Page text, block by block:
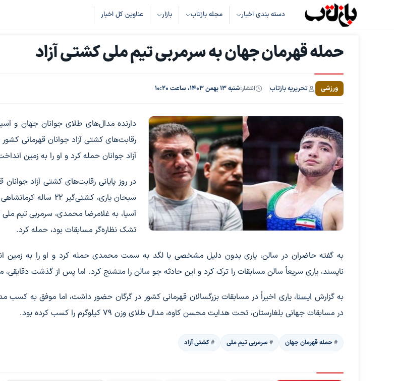
دسته بندی اخبار مجله بازتاب بازار عناوین کل اخبار
حمله قهرمان جهان به سرمربی تیم ملی کشتی آزاد
ورزشی تحریریه بازتاب انتشار:شنبه ۱۳ بهمن ۱۴۰۳، ساعت ۱۰:۲۰
رقابت‌های کشتی آزاد جوانان قهرمانی
آزاد جوانان حمله کرد و او را به زمین
در روز پایانی رقابت‌های کشتی آزاد جوانان
سبحان یاری، کشتی‌گیر
آسیا، به غلامرضا محمدی، سرمربی تیم ملی
تشک نظاره‌گر مسابقات بود، حمله کرد.
به گفته حاضران در سالن، یاری بدون دلیل مشخصی با لگد به سمت محمدی حمله کرد و او را به زمین
ناپسند، یاری سریعاً سالن مسابقات را ترک کرد و این حادثه جو سالن را متشنج کرد. اما پس از گذشت دقایقی،
به گزارش ایسنا، یاری اخیراً در مسابقات بزرگسالان قهرمانی کشور در گرگان حضور داشت، اما موفق به
در مسابقات جهانی بلغارستان، تحت هدایت محسن کاوه، مدال طلای وزن ۷۹ کیلوگرم را کسب کرده بود.
حمله قهرمان جهان سرمربی تیم ملی کشتی آزاد